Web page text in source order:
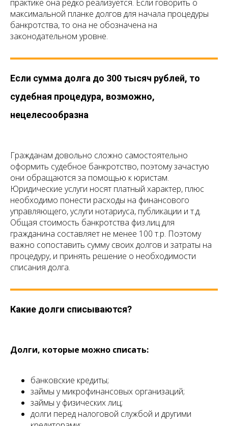
практике она редко реализуется. Если говорить о
максимальной планке долгов для начала процедуры
банкротства, то она не обозначена на
законодательном уровне.
Если сумма долга до 300 тысяч рублей, то
судебная процедура, возможно,
нецелесообразна
Гражданам довольно сложно самостоятельно
оформить судебное банкротство, поэтому зачастую
они обращаются за помощью к юристам.
Юридические услуги носят платный характер, плюс
необходимо понести расходы на финансового
управляющего, услуги нотариуса, публикации и т.д.
Общая стоимость банкротства физ.лиц для
гражданина составляет не менее 100 т.р. Поэтому
важно сопоставить сумму своих долгов и затраты на
процедуру, и принять решение о необходимости
списания долга.
Какие долги списываются?
Долги, которые можно списать:
банковские кредиты;
займы у микрофинансовых организаций;
займы у физических лиц;
долги перед налоговой службой и другими